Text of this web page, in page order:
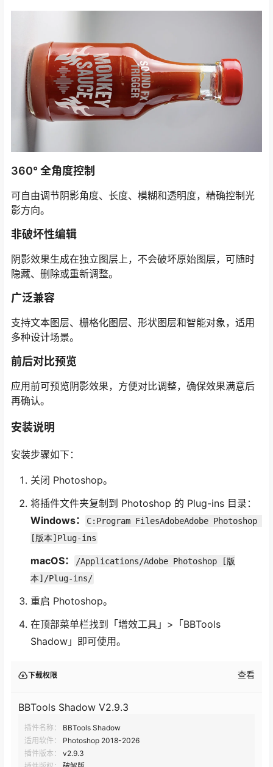
360° 全角度控制
可自由调节阴影角度、长度、模糊和透明度，精确控制光
影方向。
非破坏性编辑
阴影效果生成在独立图层上，不会破坏原始图层，可随时
隐藏、删除或重新调整。
广泛兼容
支持文本图层、栅格化图层、形状图层和智能对象，适用
多种设计场景。
前后对比预览
应用前可预览阴影效果，方便对比调整，确保效果满意后
再确认。
安装说明
安装步骤如下：
关闭 Photoshop。
将插件文件夹复制到 Photoshop 的 Plug-ins 目录：
Windows：
C:Program FilesAdobeAdobe Photoshop
[版本]Plug-ins
macOS：
/Applications/Adobe Photoshop [版
本]/Plug-ins/
重启 Photoshop。
在顶部菜单栏找到「增效工具」>「BBTools
Shadow」即可使用。
下载权限 查看
BBTools Shadow V2.9.3
插件名称：
BBTools Shadow
适用软件：
Photoshop 2018-2026
插件版本：
v2.9.3